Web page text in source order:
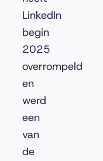
LinkedIn
begin
2025
overrompeld
en
werd
een
van
de